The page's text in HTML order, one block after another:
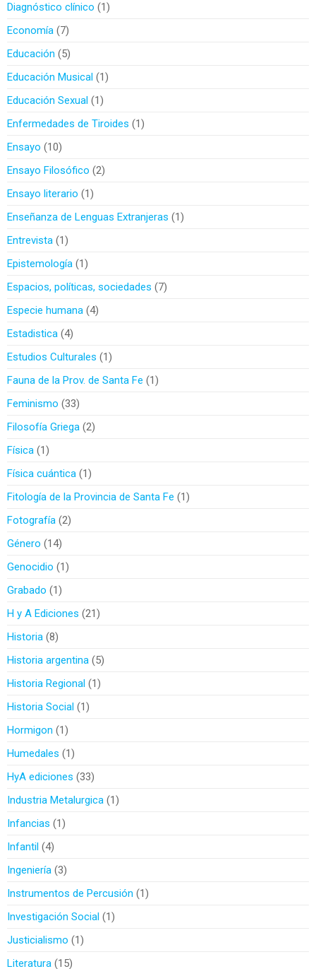
Diagnóstico clínico
1
Economía 7
Educación
5
Educación Musical 1
Educación Sexual 1
Enfermedades de Tiroides
1
Ensayo
10
Ensayo Filosófico 2
Ensayo literario
1
Enseñanza de Lenguas Extranjeras
1
Entrevista 1
Epistemología 1
Espacios, políticas, sociedades
7
Especie humana 4
Estadistica 4
Estudios Culturales
1
Fauna de la Prov. de Santa Fe
1
Feminismo 33
Filosofía Griega 2
Física 1
Física cuántica 1
Fitología de la Provincia de Santa Fe
1
Fotografía 2
Género
14
Genocidio
1
Grabado
1
H y A Ediciones 21
Historia 8
Historia argentina 5
Historia Regional 1
Historia Social 1
Hormigon
1
Humedales
1
HyA ediciones 33
Industria Metalurgica 1
Infancias
1
Infantil 4
Ingeniería 3
Instrumentos de Percusión
1
Investigación Social 1
Justicialismo
1
Literatura 15